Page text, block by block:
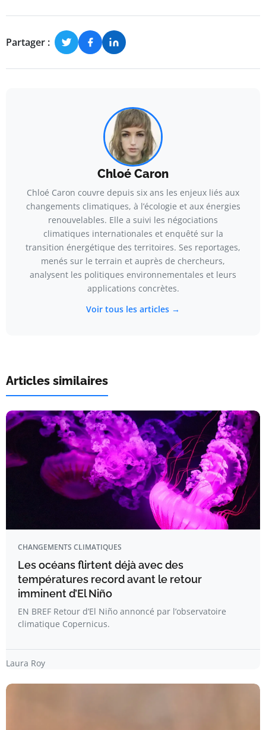
Partager :
Chloé Caron
Chloé Caron couvre depuis six ans les enjeux liés aux
changements climatiques, à l’écologie et aux énergies
renouvelables. Elle a suivi les négociations
climatiques internationales et enquêté sur la
transition énergétique des territoires. Ses reportages,
menés sur le terrain et auprès de chercheurs,
analysent les politiques environnementales et leurs
applications concrètes.
Voir tous les articles →
Articles similaires
CHANGEMENTS CLIMATIQUES
Les océans flirtent déjà avec des
températures record avant le retour
imminent d’El Niño
EN BREF Retour d’El Niño annoncé par l’observatoire
climatique Copernicus.
Laura Roy